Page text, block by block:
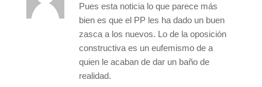
Pues esta noticia lo que parece más
bien es que el PP les ha dado un buen
zasca a los nuevos. Lo de la oposición
constructiva es un eufemismo de a
quien le acaban de dar un baño de
realidad.